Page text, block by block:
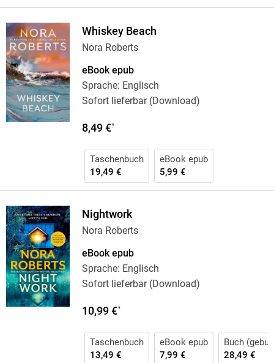
Whiskey Beach
Nora Roberts
eBook epub
Sprache: Englisch
Sofort lieferbar (Download)
8,49 €*
Taschenbuch
19,49 €
eBook epub
5,99 €
Nightwork
Nora Roberts
eBook epub
Sprache: Englisch
Sofort lieferbar (Download)
10,99 €*
Taschenbuch
13,49 €
eBook epub
7,99 €
Buch
28,49 €